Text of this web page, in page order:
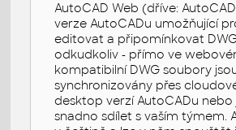
AutoCAD Web (dříve:
verze AutoCADu umožňující
editovat a připomínkovat
odkudkoliv - přímo ve
kompatibilní DWG soubory
synchronizovány přes
desktop verzí AutoCADu
snadno sdílet s vaším týmem.